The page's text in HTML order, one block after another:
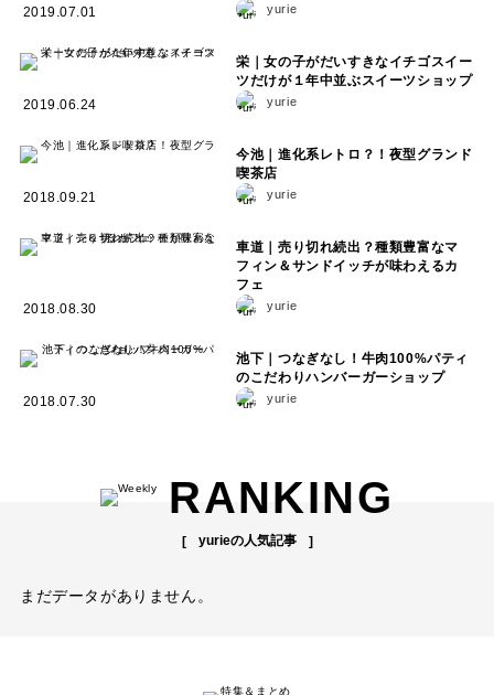
2019.07.01 yurie
2019.06.24
栄｜女の子がだいすきなイチゴスイー
ツだけが１年中並ぶスイーツショップ
yurie
2018.09.21
今池｜進化系レトロ？！夜型グランド
喫茶店
yurie
2018.08.30
車道｜売り切れ続出？種類豊富なマ
フィン＆サンドイッチが味わえるカ
フェ
yurie
2018.07.30
池下｜つなぎなし！牛肉100%パティ
のこだわりハンバーガーショップ
yurie
RANKING
yurieの人気記事
まだデータがありません。